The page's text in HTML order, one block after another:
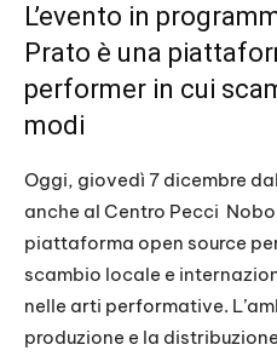
L’evento in
Prato è una
performer in cui
modi
Oggi, giovedì 7 dicembre
anche al Centro Pecci
piattaforma open source
scambio locale e
nelle arti performative.
produzione e la